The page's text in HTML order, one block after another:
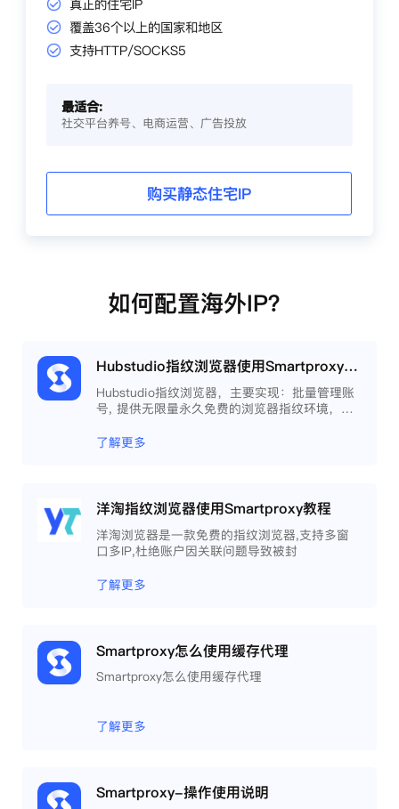
真正的住宅IP
覆盖36个以上的国家和地区
支持HTTP/SOCKS5
最适合:
社交平台养号、电商运营、广告投放
购买静态住宅IP
如何配置海外IP？
Hubstudio指纹浏览器使用Smartproxy教程
Hubstudio指纹浏览器，主要实现：批量管理账
号, 提供无限量永久免费的浏览器指纹环境，并
工作效率 。
了解更多
洋淘指纹浏览器使用Smartproxy教程
洋淘浏览器是一款免费的指纹浏览器,支持多窗
口多IP,杜绝账户因关联问题导致被封
了解更多
Smartproxy怎么使用缓存代理
Smartproxy怎么使用缓存代理
了解更多
Smartproxy-操作使用说明